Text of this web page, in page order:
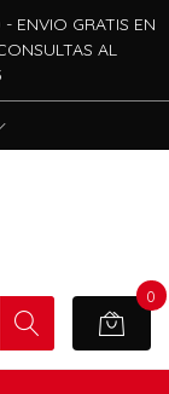
ENVIO GRATIS EN
AL
0